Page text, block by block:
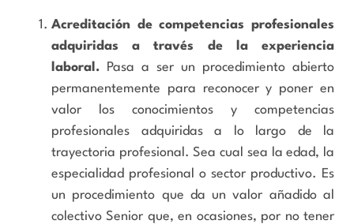
Acreditación de competencias profesionales
adquiridas a través de la experiencia
laboral. Pasa a ser un procedimiento abierto
permanentemente para reconocer y poner en
valor los conocimientos y competencias
profesionales adquiridas a lo largo de la
trayectoria profesional. Sea cual sea la edad, la
especialidad profesional o sector productivo. Es
un procedimiento que da un valor añadido al
colectivo Senior que, en ocasiones, por no tener